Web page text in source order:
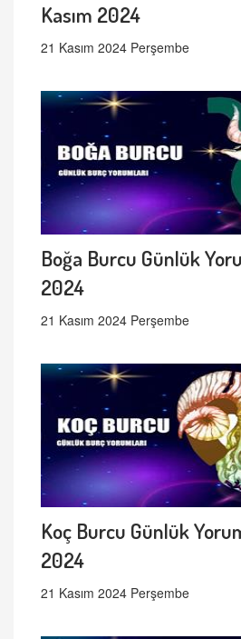
Kasım 2024
21 Kasım 2024 Perşembe
Boğa Burcu Günlük
2024
21 Kasım 2024 Perşembe
Koç Burcu Günlük
2024
21 Kasım 2024 Perşembe